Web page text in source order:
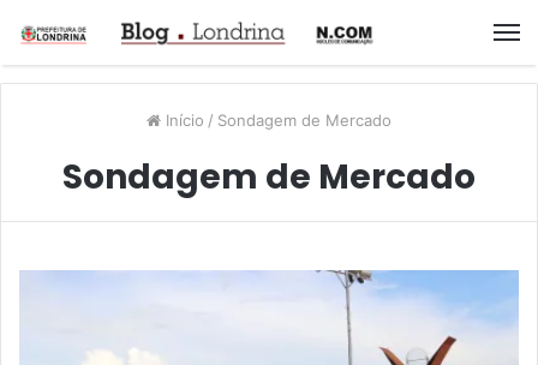
Início / Sondagem de Mercado
Sondagem de Mercado